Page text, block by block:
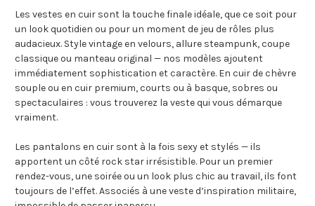
Les vestes en cuir sont la touche finale idéale, que ce soit pour
un look quotidien ou pour un moment de jeu de rôles plus
audacieux. Style vintage en velours, allure steampunk, coupe
classique ou manteau original — nos modèles ajoutent
immédiatement sophistication et caractère. En cuir de chèvre
souple ou en cuir premium, courts ou à basque, sobres ou
spectaculaires : vous trouverez la veste qui vous démarque
vraiment.
Les pantalons en cuir sont à la fois sexy et stylés — ils
apportent un côté rock star irrésistible. Pour un premier
rendez-vous, une soirée ou un look plus chic au travail, ils font
toujours de l’effet. Associés à une veste d’inspiration militaire,